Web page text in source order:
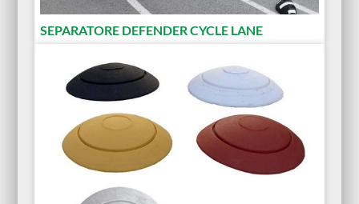
SEPARATORE DEFENDER CYCLE LANE